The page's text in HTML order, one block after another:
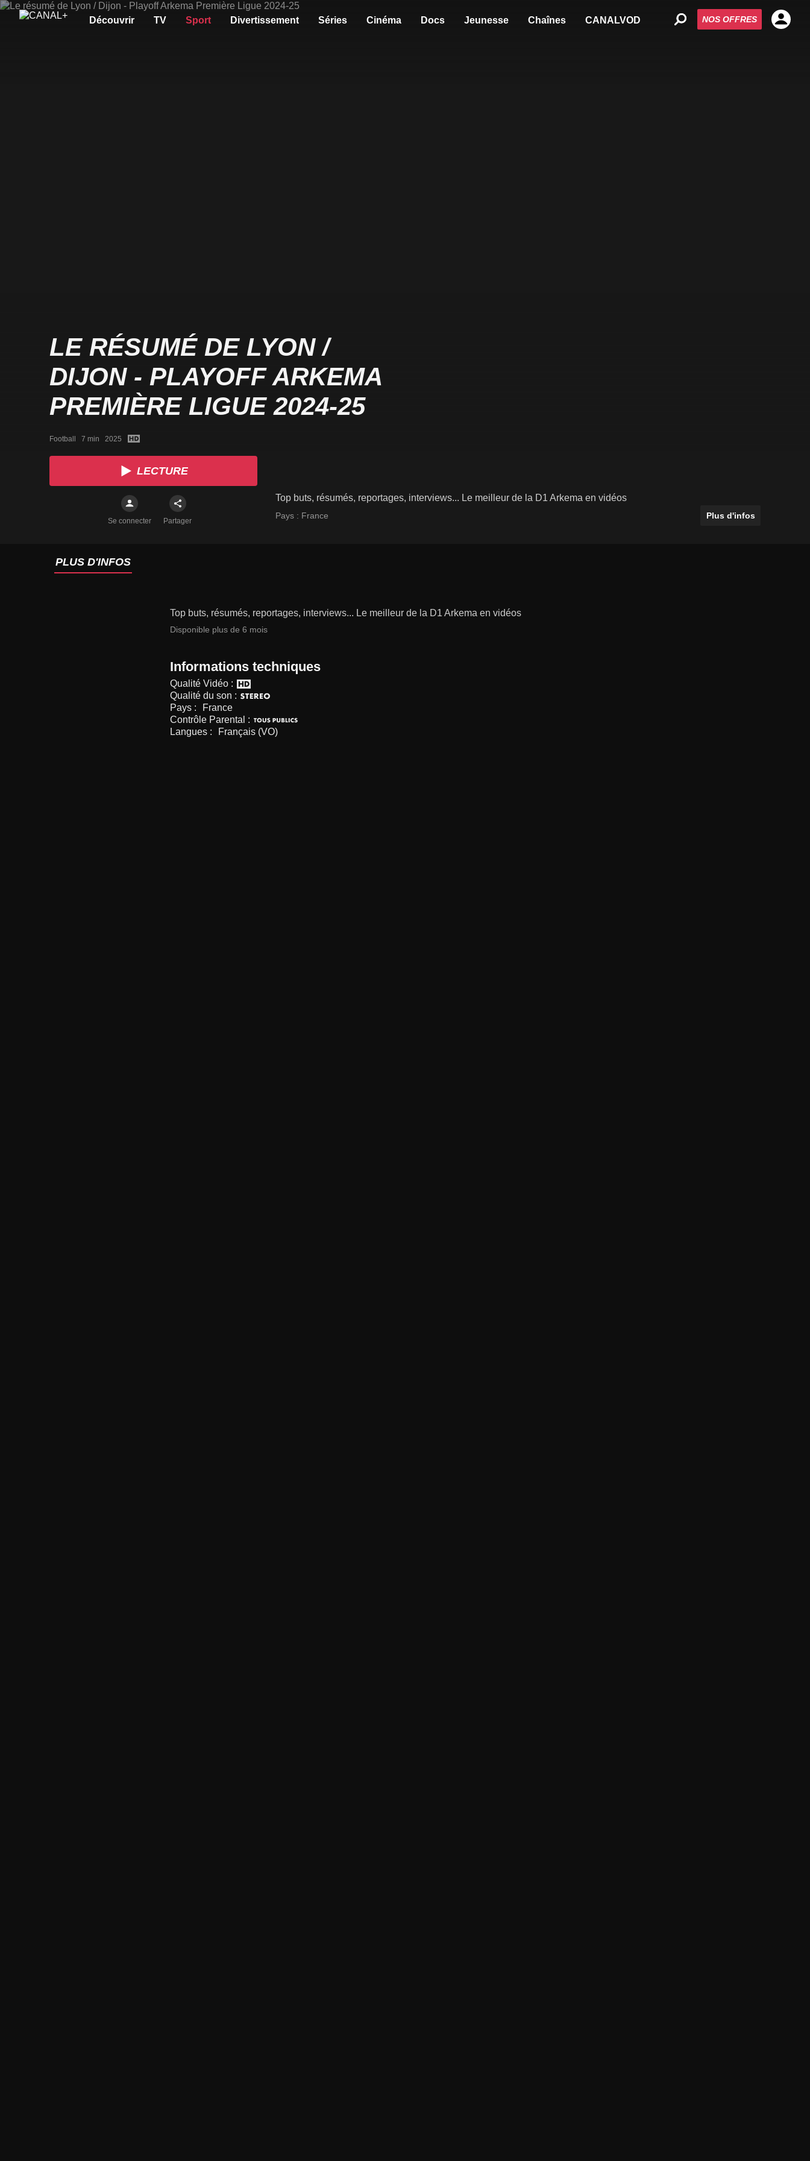
Découvrir TV Sport Divertissement Séries Cinéma Docs Jeunesse Chaînes CANALVOD NOS OFFRES
LE RÉSUMÉ DE LYON /
DIJON - PLAYOFF ARKEMA
PREMIÈRE LIGUE 2024-25
Football   7 min   2025
LECTURE
Se connecter Partager
Top buts, résumés, reportages, interviews... Le meilleur de la D1 Arkema en vidéos
Pays : France Plus d'infos
PLUS D'INFOS
Top buts, résumés, reportages, interviews... Le meilleur de la D1 Arkema en vidéos
Disponible plus de 6 mois
Informations techniques
Qualité Vidéo :
Qualité du son :
Pays :
France
Contrôle Parental :
Langues :
Français (VO)